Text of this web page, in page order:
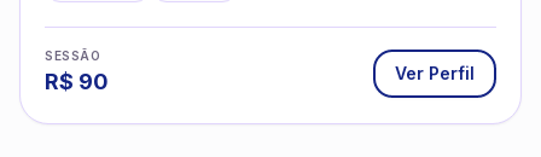
SESSÃO
R$ 90 Ver Perfil